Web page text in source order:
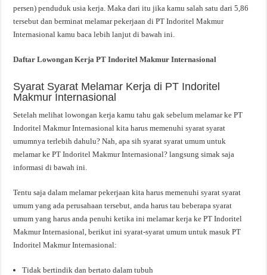
persen) penduduk usia kerja. Maka dari itu jika kamu salah satu dari 5,86
tersebut dan berminat melamar pekerjaan di PT Indoritel Makmur
Internasional kamu baca lebih lanjut di bawah ini.
Daftar Lowongan Kerja PT Indoritel Makmur Internasional
Syarat Syarat Melamar Kerja di PT Indoritel
Makmur Internasional
Setelah melihat lowongan kerja kamu tahu gak sebelum melamar ke PT
Indoritel Makmur Internasional kita harus memenuhi syarat syarat
umumnya terlebih dahulu? Nah, apa sih syarat syarat umum untuk
melamar ke PT Indoritel Makmur Internasional? langsung simak saja
informasi di bawah ini.
Tentu saja dalam melamar pekerjaan kita harus memenuhi syarat syarat
umum yang ada perusahaan tersebut, anda harus tau beberapa syarat
umum yang harus anda penuhi ketika ini melamar kerja ke PT Indoritel
Makmur Internasional, berikut ini syarat-syarat umum untuk masuk PT
Indoritel Makmur Internasional:
Tidak bertindik dan bertato dalam tubuh